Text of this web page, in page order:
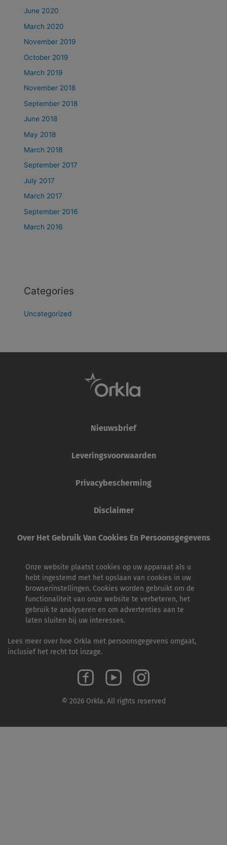
June 2020
March 2020
November 2019
October 2019
March 2019
November 2018
September 2018
June 2018
May 2018
March 2018
September 2017
July 2017
March 2017
September 2016
March 2016
Categories
Uncategorized
Nieuwsbrief
Leveringsvoorwaarden
Privacybescherming
Disclaimer
Over Het Gebruik Van Cookies En Persoonsgegevens
Onze website plaatst cookies op uw apparaat als u
hebt ingestemd met het opslaan van cookies in uw
browserinstellingen. Cookies worden gebruikt om de
functionaliteit van onze website te verbeteren, het
gebruik te analyseren en om advertenties aan te
laten sluiten bij uw interesses.
Lees meer over hoe Orkla met persoonsgegevens omgaat,
inclusief het recht tot inzage.
© 2026 Orkla. All rights reserved